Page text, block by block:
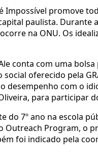
Impossível promove
paulista.
na ONU. Os
conta com uma
oferecido pela
desempenho com o
para participar
do 7º ano na escola
Program, o
foi indicado pela